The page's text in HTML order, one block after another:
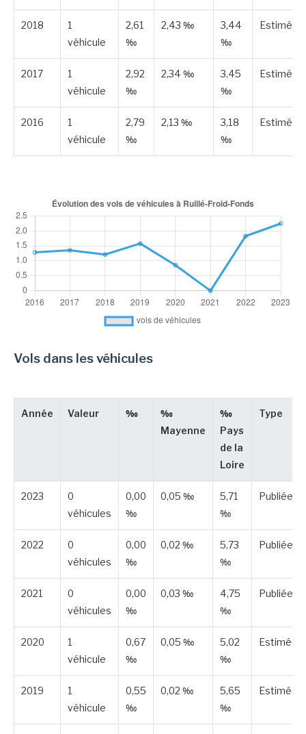
2018
1
véhicule
2,61
‰
2,43 ‰
3,44
‰
Estimée
2017
1
véhicule
2,92
‰
2,34 ‰
3,45
‰
Estimée
2016
1
véhicule
2,79
‰
2,13 ‰
3,18
‰
Estimée
Vols dans les véhicules
Année Valeur ‰
‰
Mayenne
‰
Pays
de la
Loire
Type
2023
0
véhicules
0,00
‰
0,05 ‰
5,71
‰
Publiée
2022
0
véhicules
0,00
‰
0,02 ‰
5,73
‰
Publiée
2021
0
véhicules
0,00
‰
0,03 ‰
4,75
‰
Publiée
2020
1
véhicule
0,67
‰
0,05 ‰
5,02
‰
Estimée
2019
1
véhicule
0,55
‰
0,02 ‰
5,65
‰
Estimée